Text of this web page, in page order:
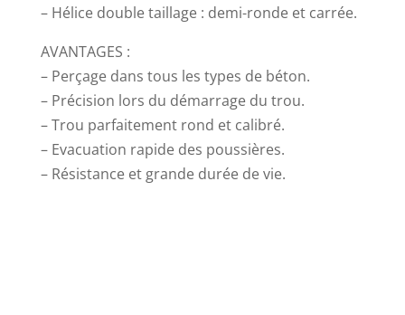
– Hélice double taillage : demi-ronde et carrée.
AVANTAGES :
– Perçage dans tous les types de béton.
– Précision lors du démarrage du trou.
– Trou parfaitement rond et calibré.
– Evacuation rapide des poussières.
– Résistance et grande durée de vie.